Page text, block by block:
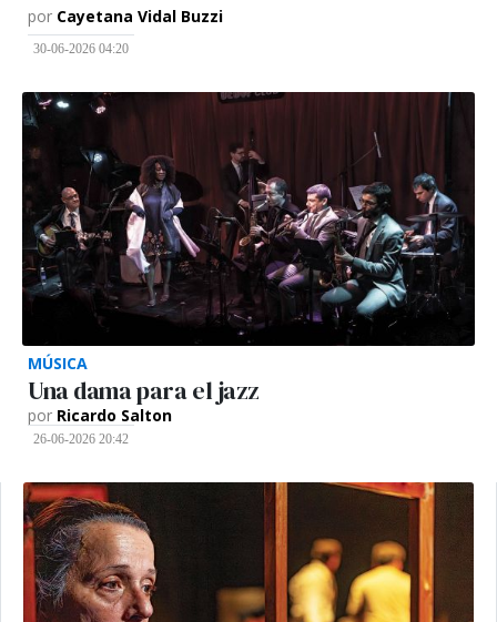
por Cayetana Vidal Buzzi
30-06-2026 04:20
MÚSICA
Una dama para el jazz
por Ricardo Salton
26-06-2026 20:42